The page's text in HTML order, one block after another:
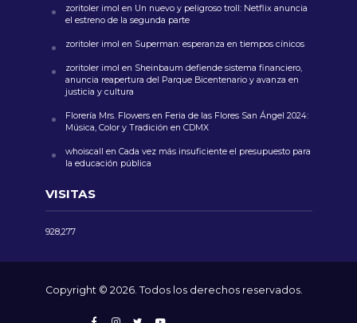
zoritoler imol en Un nuevo y peligroso troll: Netflix anuncia
el estreno de la segunda parte
zoritoler imol en Superman: esperanza en tiempos cínicos
zoritoler imol en Sheinbaum defiende sistema financiero,
anuncia reapertura del Parque Bicentenario y avanza en
justicia y cultura
Florería Mrs. Flowersen Feria de las Flores San Ángel 2024:
Música, Color y Tradición en CDMX
whoiscall en Cada vez más insuficiente el presupuesto para
la educación pública
VISITAS
928,277
Copyright © 2026. Todos los derechos reservados.